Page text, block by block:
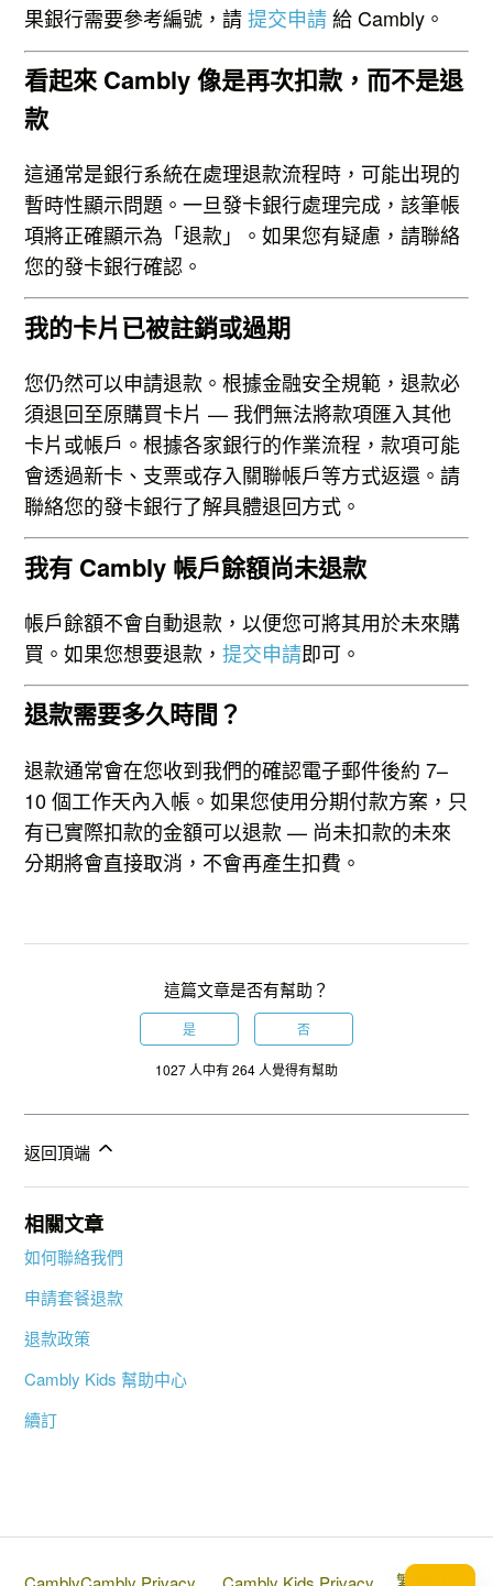
果銀行需要參考編號，請提交申請 給 Cambly。
看起來 Cambly 像是再次扣款，而不是退
款
這通常是銀行系統在處理退款流程時，可能出現的
暫時性顯示問題。一旦發卡銀行處理完成，該筆帳
項將正確顯示為「退款」。如果您有疑慮，請聯絡
您的發卡銀行確認。
我的卡片已被註銷或過期
您仍然可以申請退款。根據金融安全規範，退款必
須退回至原購買卡片 — 我們無法將款項匯入其他
卡片或帳戶。根據各家銀行的作業流程，款項可能
會透過新卡、支票或存入關聯帳戶等方式返還。請
聯絡您的發卡銀行了解具體退回方式。
我有 Cambly 帳戶餘額尚未退款
帳戶餘額不會自動退款，以便您可將其用於未來購
買。如果您想要退款，提交申請即可。
退款需要多久時間？
退款通常會在您收到我們的確認電子郵件後約 7–
10 個工作天內入帳。如果您使用分期付款方案，只
有已實際扣款的金額可以退款 — 尚未扣款的未來
分期將會直接取消，不會再產生扣費。
這篇文章是否有幫助？
是 否
1027 人中有 264 人覺得有幫助
返回頂端
相關文章
如何聯絡我們
申請套餐退款
退款政策
Cambly Kids 幫助中心
續訂
繁體中文